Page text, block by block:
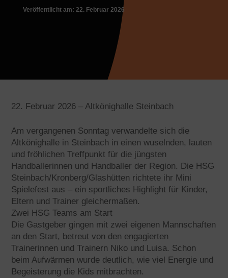
Veröffentlicht am: 22. Februar 2026
Februar 2026 – Altkönighalle Steinbach
Am vergangenen Sonntag verwandelte sich die
Altkönighalle in Steinbach in einen wuselnden, lauten
und fröhlichen Treffpunkt für die jüngsten
Handballerinnen und Handballer der Region. Die HSG
Steinbach/Kronberg/Glashütten richtete ihr Mini
Spielefest aus – ein sportliches Highlight für Kinder,
Eltern und Trainer gleichermaßen.
Zwei HSG Teams am Start
Die Gastgeber gingen mit zwei eigenen Mannschaften
an den Start, betreut von den engagierten
Trainerinnen und Trainern Niko und Luisa. Schon
beim Aufwärmen wurde deutlich, wie viel Energie und
Begeisterung die Kids mitbrachten.